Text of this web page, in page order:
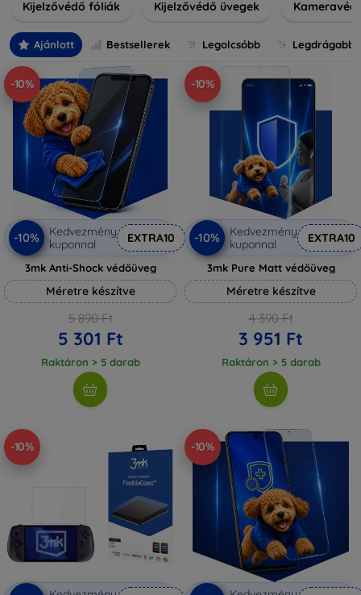
és stílusú kijelzővédőink közül, hogy a mindennapok során is
fedésről vagy íves kijelzővédelemről, a minőséget szem
előtt tartva kínálunk megoldásokat minden eszközre.
Kijelzővédő fóliák Kijelzővédő üvegek
Ajánlott Bestsellerek Legolcsóbb Legdrágabb
-10%
-10%
Kedvezmény
kuponnal
EXTRA10
3mk Anti-Shock védőüveg
Méretre készítve
5 890 Ft
5 301 Ft
Raktáron > 5 darab
-10%
-10%
Kedvezmény
kuponnal
EXTRA10
3mk Pure Matt védőüveg
Méretre készítve
4 390 Ft
3 951 Ft
Raktáron > 5 darab
-10% -10%